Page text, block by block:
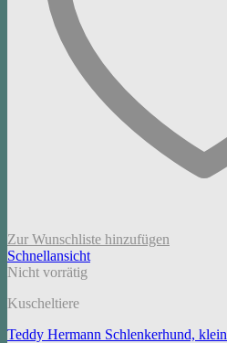
Zur Wunschliste hinzufügen
Schnellansicht
Nicht vorrätig
Kuscheltiere
Teddy Hermann Schlenkerhund, klein